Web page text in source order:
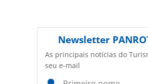
Newsletter
As principais notícias do
seu e-mail